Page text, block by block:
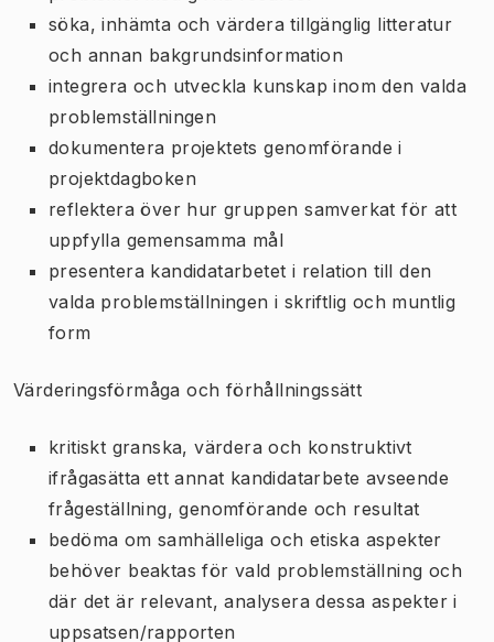
söka, inhämta och värdera tillgänglig litteratur
och annan bakgrundsinformation
integrera och utveckla kunskap inom den valda
problemställningen
dokumentera projektets genomförande i
projektdagboken
reflektera över hur gruppen samverkat för att
uppfylla gemensamma mål
presentera kandidatarbetet i relation till den
valda problemställningen i skriftlig och muntlig
form
Värderingsförmåga och förhållningssätt
kritiskt granska, värdera och konstruktivt
ifrågasätta ett annat kandidatarbete avseende
frågeställning, genomförande och resultat
bedöma om samhälleliga och etiska aspekter
behöver beaktas för vald problemställning och
där det är relevant, analysera dessa aspekter i
uppsatsen/rapporten